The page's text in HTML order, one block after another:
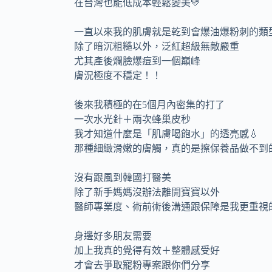
在台灣也能低成本輕鬆變美💛
一直以來我的肌膚就是乾到會爆油爆粉刺的類
除了暗沉粗糙以外，泛紅超級無敵嚴重
尤其產後爛臉爆痘到一個巔峰
膚況極度不穩定！！
後來我積極的在5個月內密集的打了
一次水光針＋兩次蜂巢皮秒
我才知道什麼是「肌膚喝飽水」的透亮感💧
那種細緻滑嫩的膚觸，真的是擦保養品做不到
沒有跟風到韓國打醫美
除了新手媽媽沒辦法離開寶寶以外
醫師專業度、術前術後溝通跟保障是我更重視
身邊好多朋友需要
加上我真的覺得有效＋整體感受好
才會去爭取寵粉專案跟你們分享